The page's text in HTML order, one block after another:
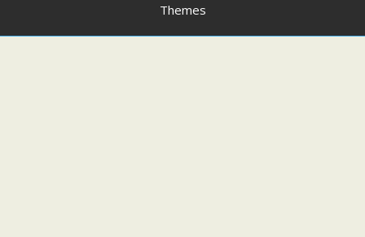
Themes